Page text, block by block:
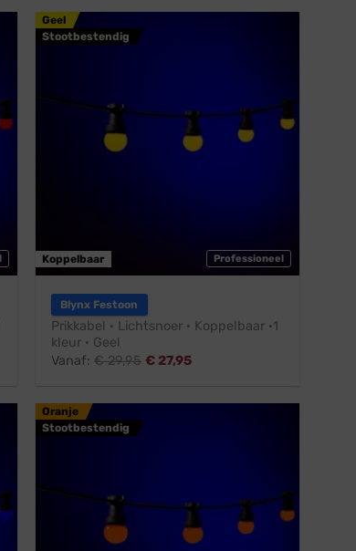
Geel
Stootbestendig
Professioneel
Koppelbaar
Blynx Festoon
Prikkabel · Lichtsnoer · Koppelbaar ·1
kleur · Geel
Vanaf: €29,95 € 27,95
Oranje
Stootbestendig